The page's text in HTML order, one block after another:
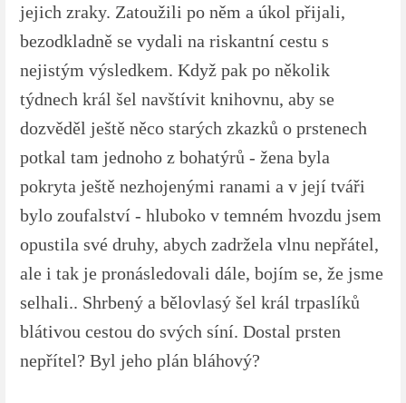
jejich zraky. Zatoužili po něm a úkol přijali,
bezodkladně se vydali na riskantní cestu s
nejistým výsledkem. Když pak po několik
týdnech král šel navštívit knihovnu, aby se
dozvěděl ještě něco starých zkazků o prstenech
potkal tam jednoho z bohatýrů - žena byla
pokryta ještě nezhojenými ranami a v její tváři
bylo zoufalství - hluboko v temném hvozdu jsem
opustila své druhy, abych zadržela vlnu nepřátel,
ale i tak je pronásledovali dále, bojím se, že jsme
selhali.. Shrbený a bělovlasý šel král trpaslíků
blátivou cestou do svých síní. Dostal prsten
nepřítel? Byl jeho plán bláhový?